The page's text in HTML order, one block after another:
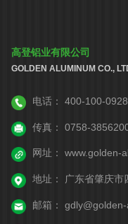
高登铝业有限公司
GOLDEN ALUMINUM CO.,
电话： 400-100-
传真： 0758-
网址： www.golden-
地址： 广东省肇庆市
邮箱：